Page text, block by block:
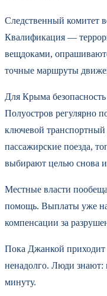
Следственный комитет
Квалификация —
вещдоками,
точные маршруты
Для Крыма
Полуостров регулярно
ключевой транспортный
пассажирские поезда,
выбирают целью снова
Местные власти
помощь. Выплаты уже
компенсации за
Пока Джанкой
ненадолго. Люди знают:
минуту.